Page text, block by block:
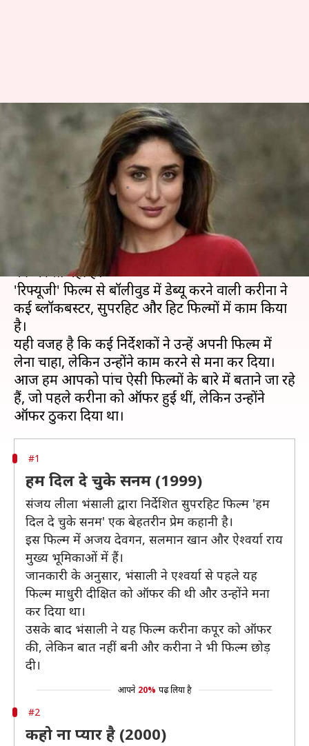
पहले करीना कपूर को ऑफर हुई थीं ये
फिल्में, लेकिन उन्होंने ठुकरा दिया
Oct 12, 2020 07:46 am
बॉलीवुड अभिनेत्री करीना कपूर खान को अब किसी पहचान
की जरुरत नहीं है।
'रिफ्यूजी' फिल्म से बॉलीवुड में डेब्यू करने वाली करीना ने
कई ब्लॉकबस्टर, सुपरहिट और हिट फिल्मों में काम किया
है।
यही वजह है कि कई निर्देशकों ने उन्हें अपनी फिल्म में
लेना चाहा, लेकिन उन्होंने काम करने से मना कर दिया।
आज हम आपको पांच ऐसी फिल्मों के बारे में बताने जा रहे
हैं, जो पहले करीना को ऑफर हुई थीं, लेकिन उन्होंने
#1
हम दिल दे चुके सनम (1999)
संजय लीला भंसाली द्वारा निर्देशित सुपरहिट फिल्म 'हम
दिल दे चुके सनम' एक बेहतरीन प्रेम कहानी है।
इस फिल्म में अजय देवगन, सलमान खान और ऐश्वर्या राय
मुख्य भूमिकाओं में हैं।
जानकारी के अनुसार, भंसाली ने एश्वर्या से पहले यह
फिल्म माधुरी दीक्षित को ऑफर की थी और उन्होंने मना
कर दिया था।
उसके बाद भंसाली ने यह फिल्म करीना कपूर को ऑफर
की, लेकिन बात नहीं बनी और करीना ने भी फिल्म छोड़
दी।
आपने 20% पढ़ लिया है
#2
कहो ना प्यार है (2000)